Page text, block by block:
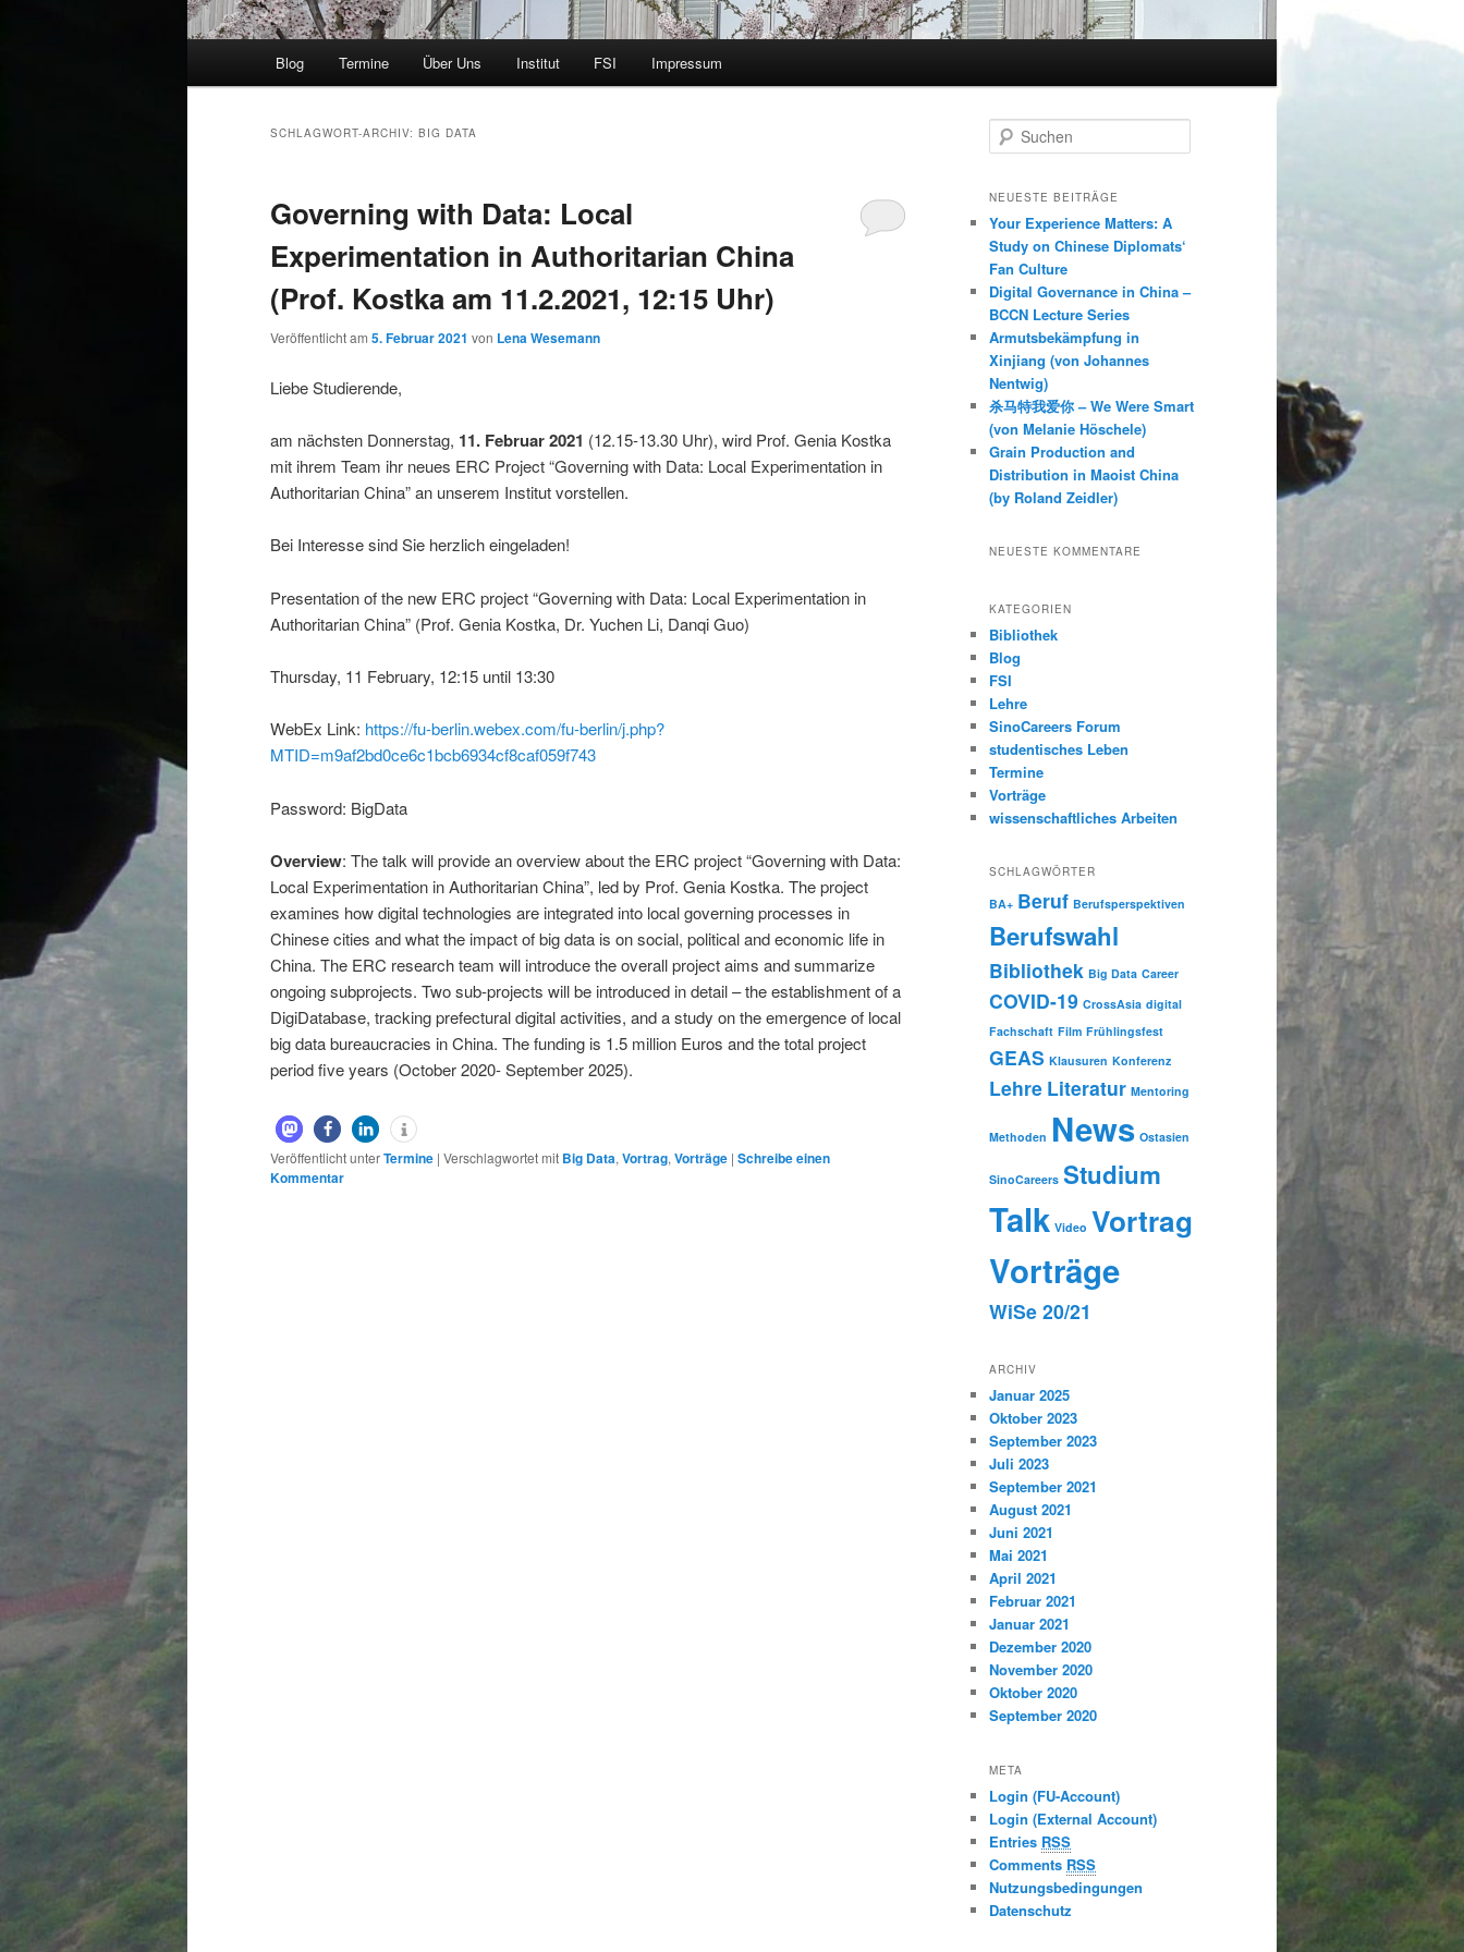
Blog Termine Über Uns Institut FSI Impressum
SCHLAGWORT-ARCHIV: BIG DATA
Governing with Data: Local
Experimentation in Authoritarian China
(Prof. Kostka am 11.2.2021, 12:15 Uhr)
Veröffentlicht am 5. Februar 2021 von Lena Wesemann
Liebe Studierende,
am nächsten Donnerstag, 11. Februar 2021 (12.15-13.30 Uhr), wird Prof. Genia Kostka
mit ihrem Team ihr neues ERC Project “Governing with Data: Local Experimentation in
Authoritarian China” an unserem Institut vorstellen.
Bei Interesse sind Sie herzlich eingeladen!
Presentation of the new ERC project “Governing with Data: Local Experimentation in
Authoritarian China” (Prof. Genia Kostka, Dr. Yuchen Li, Danqi Guo)
Thursday, 11 February, 12:15 until 13:30
WebEx Link: https://fu-berlin.webex.com/fu-berlin/j.php?
MTID=m9af2bd0ce6c1bcb6934cf8caf059f743
Password: BigData
Overview: The talk will provide an overview about the ERC project “Governing with Data:
Local Experimentation in Authoritarian China”, led by Prof. Genia Kostka. The project
examines how digital technologies are integrated into local governing processes in
Chinese cities and what the impact of big data is on social, political and economic life in
China. The ERC research team will introduce the overall project aims and summarize
ongoing subprojects. Two sub-projects will be introduced in detail – the establishment of a
DigiDatabase, tracking prefectural digital activities, and a study on the emergence of local
big data bureaucracies in China. The funding is 1.5 million Euros and the total project
period five years (October 2020- September 2025).
Veröffentlicht unterTermine | Verschlagwortet mit Big Data, Vortrag, Vorträge | Schreibe einen
Kommentar
u
h
n
NEUESTE BEITRÄGE
Your Experience Matters: A
Study on Chinese Diplomats‘
Fan Culture
Digital Governance in China –
BCCN Lecture Series
Armutsbekämpfung in
Xinjiang (von Johannes
Nentwig)
杀马特我爱你 – We Were Smart
(von Melanie Höschele)
Grain Production and
Distribution in Maoist China
(by Roland Zeidler)
NEUESTE KOMMENTARE
KATEGORIEN
Bibliothek
Blog
FSI
Lehre
SinoCareers Forum
studentisches Leben
Termine
Vorträge
wissenschaftliches Arbeiten
SCHLAGWÖRTER
BA+ Beruf Berufsperspektiven
Berufswahl
Bibliothek Big Data Career
COVID-19 CrossAsia digital
Fachschaft Film Frühlingsfest
GEAS Klausuren Konferenz
Lehre Literatur Mentoring
Methoden News Ostasien
SinoCareers Studium
Talk Video Vortrag
Vorträge
WiSe 20/21
ARCHIV
Januar 2025
Oktober 2023
September 2023
Juli 2023
September 2021
August 2021
Juni 2021
Mai 2021
April 2021
Februar 2021
Januar 2021
Dezember 2020
November 2020
Oktober 2020
September 2020
META
Login (FU-Account)
Login (External Account)
Entries RSS
Comments RSS
Nutzungsbedingungen
Datenschutz